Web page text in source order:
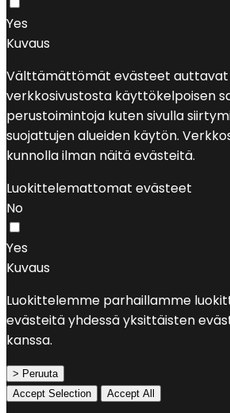
Yes
Kuvaus
Välttämättömät evästeet
verkkosivustosta käyttökelpoisen
perustoimintoja kuten sivulla
suojattujen alueiden käytön.
kunnolla ilman näitä evästeitä.
Luokittelemattomat evästeet
No
Yes
Kuvaus
Luokittelemme parhaillamme
evästeitä yhdessä yksittäisten
kanssa.
> Peruuta
Accept Selection
Accept All